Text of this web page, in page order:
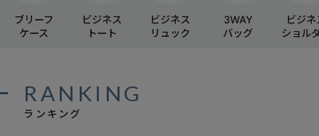
ブリーフ
ケース
ビジネス
トート
ビジネス
リュック
3WAY
バッグ
ビジネ
ショル
RANKING
ランキング